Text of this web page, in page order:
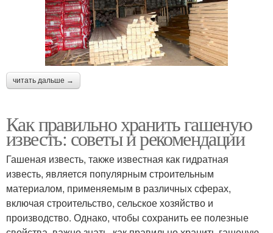
читать дальше →
Как правильно хранить гашеную
известь: советы и рекомендации
Гашеная известь, также известная как гидратная
известь, является популярным строительным
материалом, применяемым в различных сферах,
включая строительство, сельское хозяйство и
производство. Однако, чтобы сохранить ее полезные